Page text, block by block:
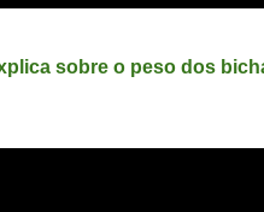
sobre o peso dos